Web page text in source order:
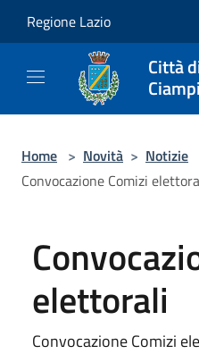
Regione Lazio
Città
Home > Novità > Notizie
Convocazione Comizi
elettorali
Convocazione Comizi